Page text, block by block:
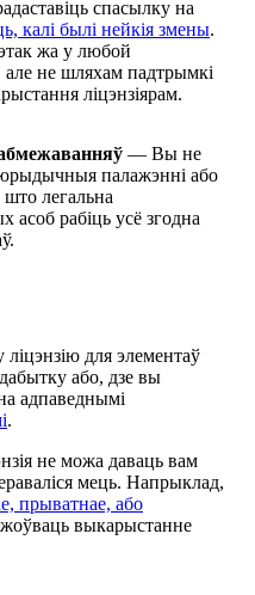
спасылку на
калі былі нейкія змены.
жа у любой
не шляхам падтрымкі
ліцэнзіярам.
— Вы не
палажэнні або
што легальна
рабіць усё згодна
для элементаў
або, дзе вы
адпаведнымі
.
не можа даваць вам
мець. Напрыклад,
прыватнае, або
выкарыстанне